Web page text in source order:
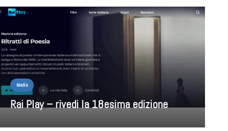
Media
Rai Play – rivedi la 18esima edizione